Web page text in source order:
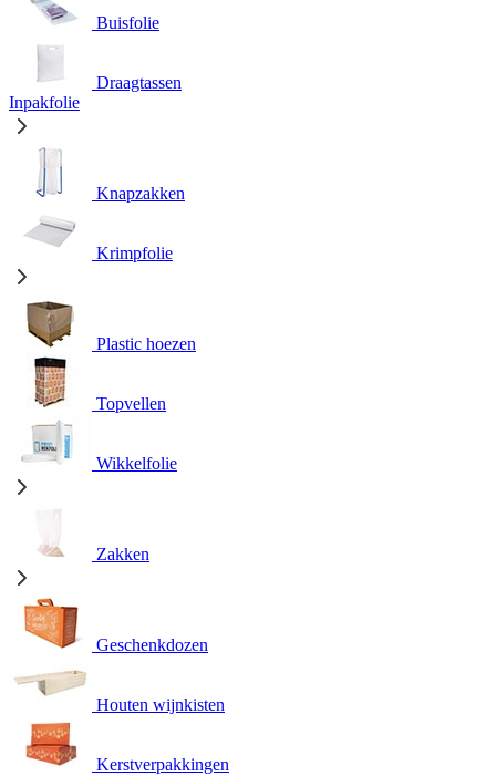
Buisfolie
Draagtassen
Inpakfolie
Knapzakken
Krimpfolie
Plastic hoezen
Topvellen
Wikkelfolie
Zakken
Geschenkdozen
Houten wijnkisten
Kerstverpakkingen